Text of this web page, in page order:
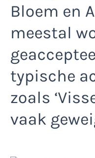
Bloem en
meestal
typische
zoals
vaak